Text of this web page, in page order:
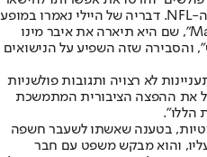
מחוץ לאור הזרקורים לאחר שפרש מה-NFL. דבריה של היילי נאמרו במופע
חי של מרלון גארסיה בשם "MarAthon", שם היא תיארה את איבר מינו
והסבירה שזה השפיע על הנישואים
לא רצויה ותגובות פולשניות
את ההפצה הציבורית המתמשכת
הללו".
בטענה שאשתו לשעבר חשפה
עליו, והוא מבקש משפט עם חבר